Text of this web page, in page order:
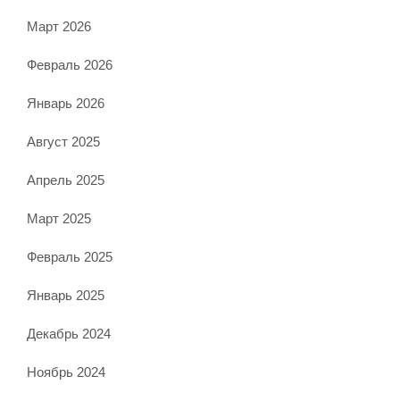
Март 2026
Февраль 2026
Январь 2026
Август 2025
Апрель 2025
Март 2025
Февраль 2025
Январь 2025
Декабрь 2024
Ноябрь 2024